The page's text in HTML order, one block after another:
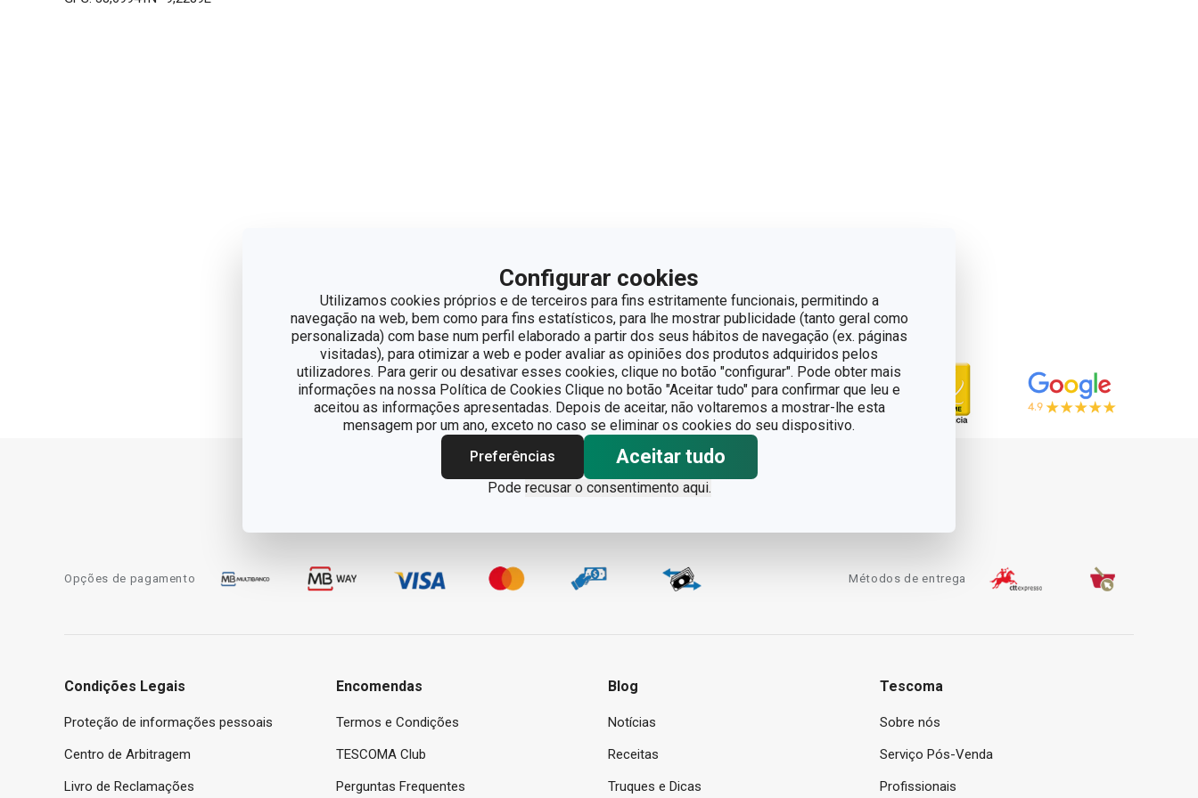
Configurar cookies
Utilizamos cookies próprios e de terceiros para fins estritamente funcionais, permitindo a
navegação na web, bem como para fins estatísticos, para lhe mostrar publicidade (tanto geral como
personalizada) com base num perfil elaborado a partir dos seus hábitos de navegação (ex. páginas
visitadas), para otimizar a web e poder avaliar as opiniões dos produtos adquiridos pelos
utilizadores. Para gerir ou desativar esses cookies, clique no botão "configurar". Pode obter mais
informações na nossa Política de Cookies Clique no botão "Aceitar tudo" para confirmar que leu e
aceitou as informações apresentadas. Depois de aceitar, não voltaremos a mostrar-lhe esta
mensagem por um ano, exceto no caso se eliminar os cookies do seu dispositivo.
Preferências
Aceitar tudo
Pode recusar o consentimento aqui.
Opções de pagamento Métodos de entrega
Condições Legais
Proteção de informações pessoais
Centro de Arbitragem
Livro de Reclamações
Encomendas
Termos e Condições
TESCOMA Club
Perguntas Frequentes
Blog
Notícias
Receitas
Truques e Dicas
Tescoma
Sobre nós
Serviço Pós-Venda
Profissionais